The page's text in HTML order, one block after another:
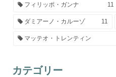
フィリッポ・ガンナ 11
ダミアーノ・カルーゾ 11
マッテオ・トレンティン
カテゴリー